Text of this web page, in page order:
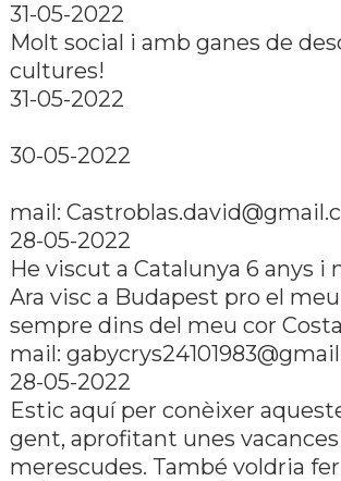
31-05-2022
Molt social i amb ganes de
cultures!
31-05-2022
30-05-2022
mail:
28-05-2022
He viscut a Catalunya 6 anys i
Ara visc a Budapest pro el
sempre dins del meu cor
mail:
28-05-2022
Estic aquí­ per conèixer
gent, aprofitant unes
merescudes. També voldria